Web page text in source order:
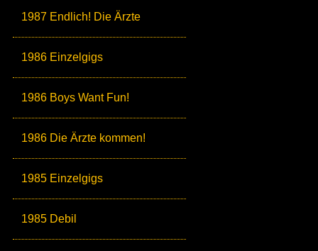
1987 Endlich! Die Ärzte
1986 Einzelgigs
1986 Boys Want Fun!
1986 Die Ärzte kommen!
1985 Einzelgigs
1985 Debil